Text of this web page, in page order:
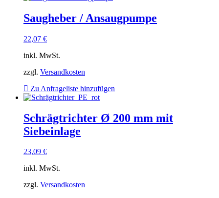
Saugheber / Ansaugpumpe
22,07 €
inkl. MwSt.
zzgl. Versandkosten
Zu Anfrageliste hinzufügen
Schrägtrichter Ø 200 mm mit
Siebeinlage
23,09 €
inkl. MwSt.
zzgl. Versandkosten